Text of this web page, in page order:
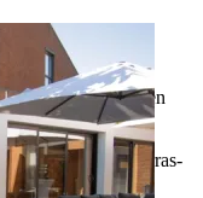
de aanbevolen
onderhouden en
een andere Terras-
op kaal hout